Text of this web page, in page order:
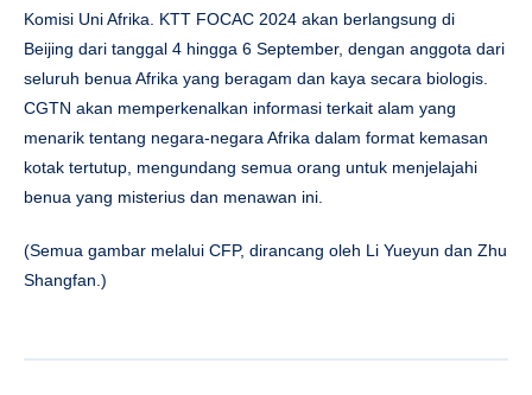
Komisi Uni Afrika. KTT FOCAC 2024 akan berlangsung di
Beijing dari tanggal 4 hingga 6 September, dengan anggota dari
seluruh benua Afrika yang beragam dan kaya secara biologis.
CGTN akan memperkenalkan informasi terkait alam yang
menarik tentang negara-negara Afrika dalam format kemasan
kotak tertutup, mengundang semua orang untuk menjelajahi
benua yang misterius dan menawan ini.
(Semua gambar melalui CFP, dirancang oleh Li Yueyun dan Zhu
Shangfan.)